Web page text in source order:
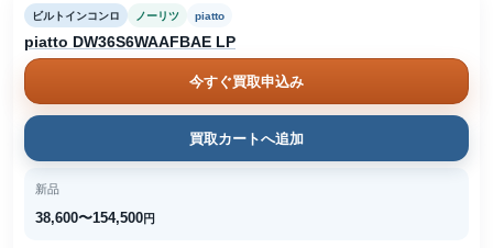
ビルトインコンロ ノーリツ piatto
piatto DW36S6WAAFBAE LP
今すぐ買取申込み
買取カートへ追加
新品
38,600〜154,500円